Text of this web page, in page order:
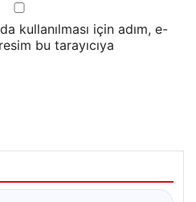
kullanılması için adım, e-
bu tarayıcıya